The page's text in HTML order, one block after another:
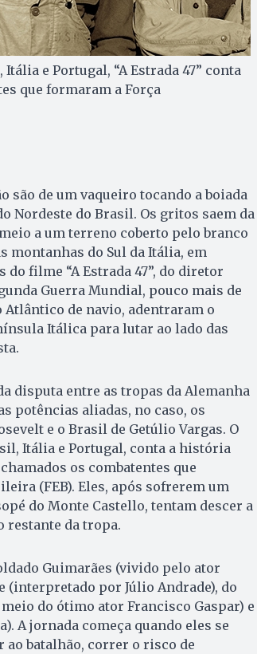
e Portugal, “A Estrada 47” conta
que formaram a Força
são de um vaqueiro to­can­do a boiada
Nordeste do Brasil. Os gritos saem da
a um terreno coberto pelo branco
montanhas do Sul da Itália, em
do filme “A Estrada 47”, do diretor
Guerra Mundial, pouco mais de
de navio, adentraram o
Itálica para lutar ao lado das
disputa entre as tropas da Alemanha
potências aliadas, no caso, os
e o Brasil de Getúlio Vargas. O
Itália e Portugal, conta a história
os combatentes que
(FEB). Eles, após sofrerem um
do Monte Castello, tentam descer a
restante da tropa.
Guimarães (vivido pelo ator
por Júlio Andrade), do
do ótimo ator Francisco Gaspar) e
A jornada começa quando eles se
batalhão, correr o risco de